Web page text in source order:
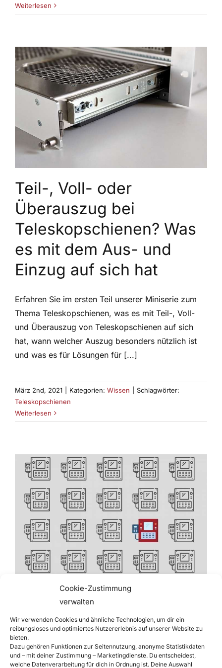
Cookie-Zustimmung
verwalten
Wir verwenden Cookies und ähnliche Technologien, um dir ein
reibungsloses und optimiertes Nutzererlebnis auf unserer Website zu
bieten.
Dazu gehören Funktionen zur Seitennutzung, anonyme Statistikdaten
und – mit deiner Zustimmung – Marketingdienste. Du entscheidest,
welche Datenverarbeitung für dich in Ordnung ist. Deine Auswahl
Weiterlesen
Teil-, Voll- oder
Überauszug bei
Teleskopschienen? Was
es mit dem Aus- und
Einzug auf sich hat
Erfahren Sie im ersten Teil unserer Miniserie zum
Thema Teleskopschienen, was es mit Teil-, Voll-
und Überauszug von Teleskopschienen auf sich
hat, wann welcher Auszug besonders nützlich ist
und was es für Lösungen für [...]
März 2nd, 2021 Kategorien: Wissen
Schlagwörter:
Teleskopschienen
Weiterlesen
So wichtig ist Design bei
Maschinen und
Industrieprodukten